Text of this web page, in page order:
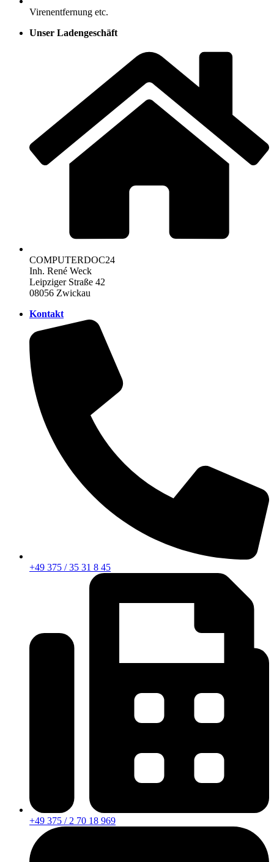
Virenentfernung etc.
Unser Ladengeschäft
COMPUTERDOC24
Inh. René Weck
Leipziger Straße 42
08056 Zwickau
Kontakt
+49 375 / 35 31 8 45
+49 375 / 2 70 18 969